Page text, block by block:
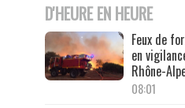
D'HEURE EN HEURE
Feux de
en
Rhône-
08:01